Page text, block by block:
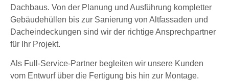
Dachbaus. Von der Planung und Ausführung kompletter
Gebäudehüllen bis zur Sanierung von Altfassaden und
Dacheindeckungen sind wir der richtige Ansprechpartner
für Ihr Projekt.
Als Full-Service-Partner begleiten wir unsere Kunden
vom Entwurf über die Fertigung bis hin zur Montage.